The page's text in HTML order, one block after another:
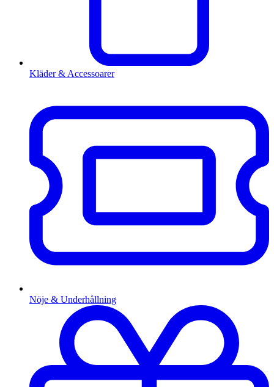
Kläder & Accessoarer
Nöje & Underhållning